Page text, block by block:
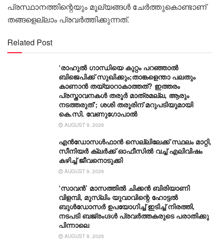
പ്രസ്ഥാനത്തിന്റെയും മൂല്യങ്ങൾ ചേർത്തുകൊണ്ടാണ്
തങ്ങളെല്ലാം പ്രവർത്തിക്കുന്നത്.
Related Post
‘രാഹുൽ ഗാന്ധിയെ കുറ്റം പറഞ്ഞാൽ
ബിജെപിക്ക് സുഖിക്കും;താങ്കളെന്താ പലതും
കാണാൻ തയ്യാറാകാത്തത്? ഇത്തരം
പ്രസ്താവനകൾ തരൂർ മാത്രമല്ല, ആരും
നടത്തരുത്’; ശശി തരൂരിന് മറുപടിയുമായി
കെ.സി. വേണുഗോപാൽ
AUGUST 9, 2026
എൻഡോസൾഫാൻ സെല്ലിലേക്ക് സ്ഥലം മാറ്റി,
സീനിയർ ക്ലർക്ക് ഓഫീസിൽ വച്ച് എലിവിഷം
കഴിച്ച് ജീവനൊടുക്കി
AUGUST 9, 2026
‘സാവന്‍’ മാസത്തില്‍ ചിക്കന്‍ ബിരിയാണി
വിളമ്പി, മുസ്ലിം യുവാവിന്റെ ഹോട്ടല്‍
ബുൾഡോസർ ഉപയോഗിച്ച് ഇടിച്ച് നിരത്തി,
നടപടി ബജ്‌രംഗ്ദള്‍ പ്രവര്‍ത്തകരുടെ പരാതിക്കു
പിന്നാലെ
AUGUST 9, 2026